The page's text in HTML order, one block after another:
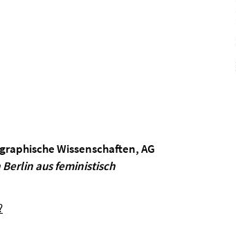
Wissenschaften, AG
aus feministisch